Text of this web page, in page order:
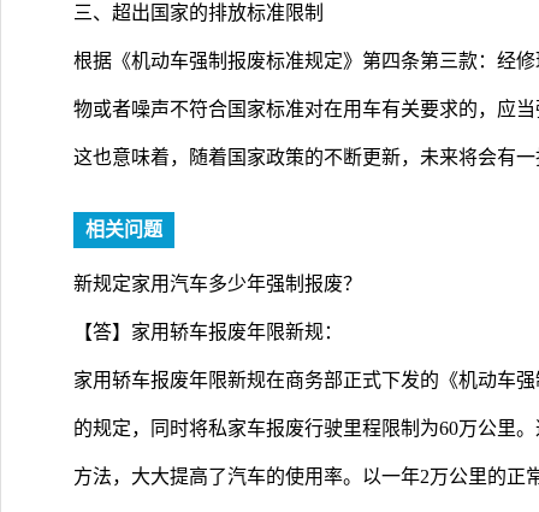
三、超出国家的排放标准限制
根据《机动车强制报废标准规定》第四条第三款：经
物或者噪声不符合国家标准对在用车有关要求的，应
这也意味着，随着国家政策的不断更新，未来将会有
相关问题
新规定家用汽车多少年强制报废？
【答】家用轿车报废年限新规：
家用轿车报废年限新规在商务部正式下发的《机动车
的规定，同时将私家车报废行驶里程限制为60万公里
方法，大大提高了汽车的使用率。以一年2万公里的